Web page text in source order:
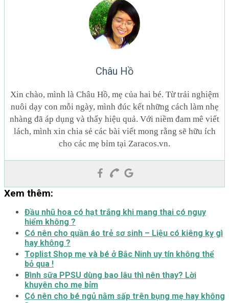
Châu Hồ
Xin chào, mình là Châu Hồ, mẹ của hai bé. Từ trải nghiệm
nuôi dạy con mỗi ngày, mình đúc kết những cách làm nhẹ
nhàng đã áp dụng và thấy hiệu quả. Với niềm đam mê viết
lách, mình xin chia sẻ các bài viết mong rằng sẽ hữu ích
cho các mẹ bỉm tại Zaracos.vn.
Xem thêm:
Đầu nhũ hoa có hạt trắng khi mang thai có nguy
hiểm không ?
Có nên cho quần áo trẻ sơ sinh – Liệu có kiêng kỵ gì
hay không ?
Toplist Shop mẹ và bé ở Bắc Ninh uy tín không thể
bỏ qua !
Bình sữa PPSU dùng bao lâu thì nên thay? Lời
khuyên cho mẹ bỉm
Có nên cho bé ngủ nằm sấp trên bụng mẹ hay không